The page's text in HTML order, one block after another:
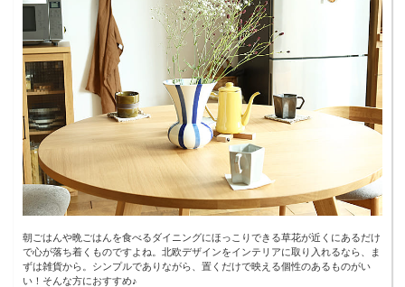
朝ごはんや晩ごはんを食べるダイニングにほっこりできる草花が近くにあるだけ
で心が落ち着くものですよね。北欧デザインをインテリアに取り入れるなら、ま
ずは雑貨から。シンプルでありながら、置くだけで映える個性のあるものがい
い！そんな方におすすめ♪